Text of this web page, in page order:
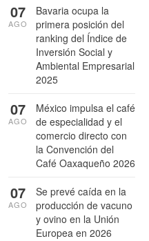
Bavaria ocupa la
primera posición del
ranking del Índice de
Inversión Social y
Ambiental Empresarial
2025
07
AGO
México impulsa el café
de especialidad y el
comercio directo con
la Convención del
Café Oaxaqueño 2026
07
AGO
Se prevé caída en la
producción de vacuno
y ovino en la Unión
Europea en 2026
07
AGO